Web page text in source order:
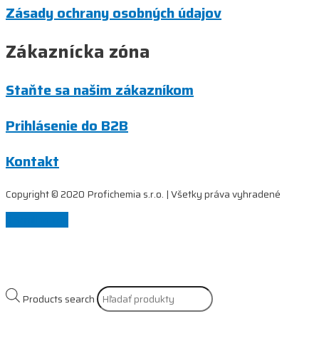
Zásady ochrany osobných údajov
Zákaznícka zóna
Staňte sa našim zákazníkom
Prihlásenie do B2B
Kontakt
Copyright © 2020 Profichemia s.r.o. | Všetky práva vyhradené
Products search